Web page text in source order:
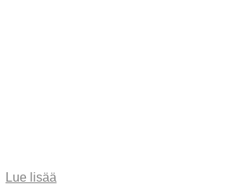
Lue lisää